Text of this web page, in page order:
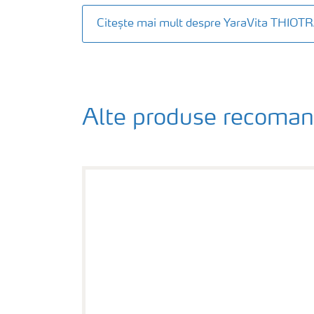
Citește mai mult despre YaraVita
Alte produse